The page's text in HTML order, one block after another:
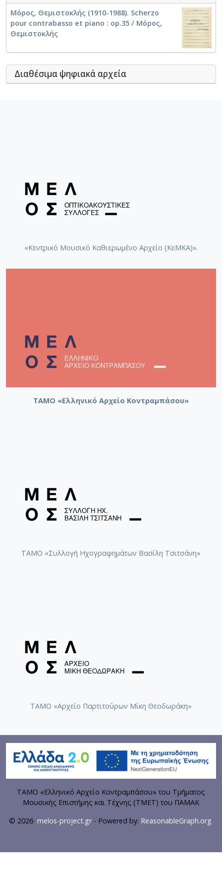
Μόρος, Θεμιστοκλής (1910-1988). Scherzo
pour contrabasso et piano : op.35 / Μόρος,
Θεμιστοκλής
Διαθέσιμα ψηφιακά αρχεία
«Κεντρικό Μουσικό Καθιερωμένο Αρχείο (ΚεΜΚΑ)».
ΤΑΜΟ «Ελληνικό Αρχείο Κοντραμπάσου»
ΤΑΜΟ «Συλλογή Ηχογραφημάτων Βασίλη Τσιτσάνη»
ΤΑΜΟ «Αρχείο Παρτιτούρων Μίκη Θεοδωράκη»
ΤΑΜΟ «Ελληνικό Αρχείο Κοντραμπάσου» του Τμήματος
Μουσικής Επιστήμης και Τέχνης (ΤΜΕΤ) του ΠΑΜΑΚ
© 2026 melos-project.gr- Powered by: ReasonableGraph.org